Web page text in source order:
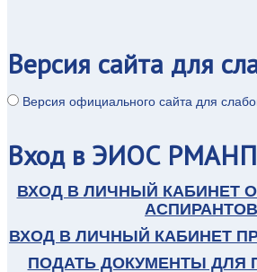
Версия сайта для
Версия официального сайта для
Входв ЭИОС
ВХОД В ЛИЧНЫЙ КАБИНЕТ
АСПИРАНТОВ
ВХОД В ЛИЧНЫЙ КАБИНЕТ
ПОДАТЬ ДОКУМЕНТЫ ДЛЯ